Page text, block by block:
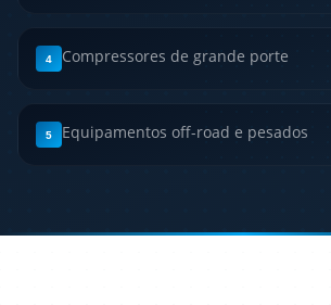
4 Compressores de grande porte
5 Equipamentos off-road e pesados